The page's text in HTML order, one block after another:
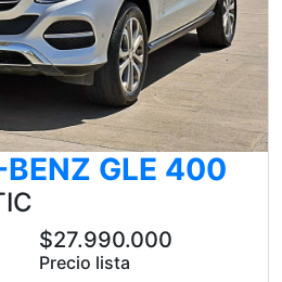
BENZ GLE 400
$27.990.000
Precio lista